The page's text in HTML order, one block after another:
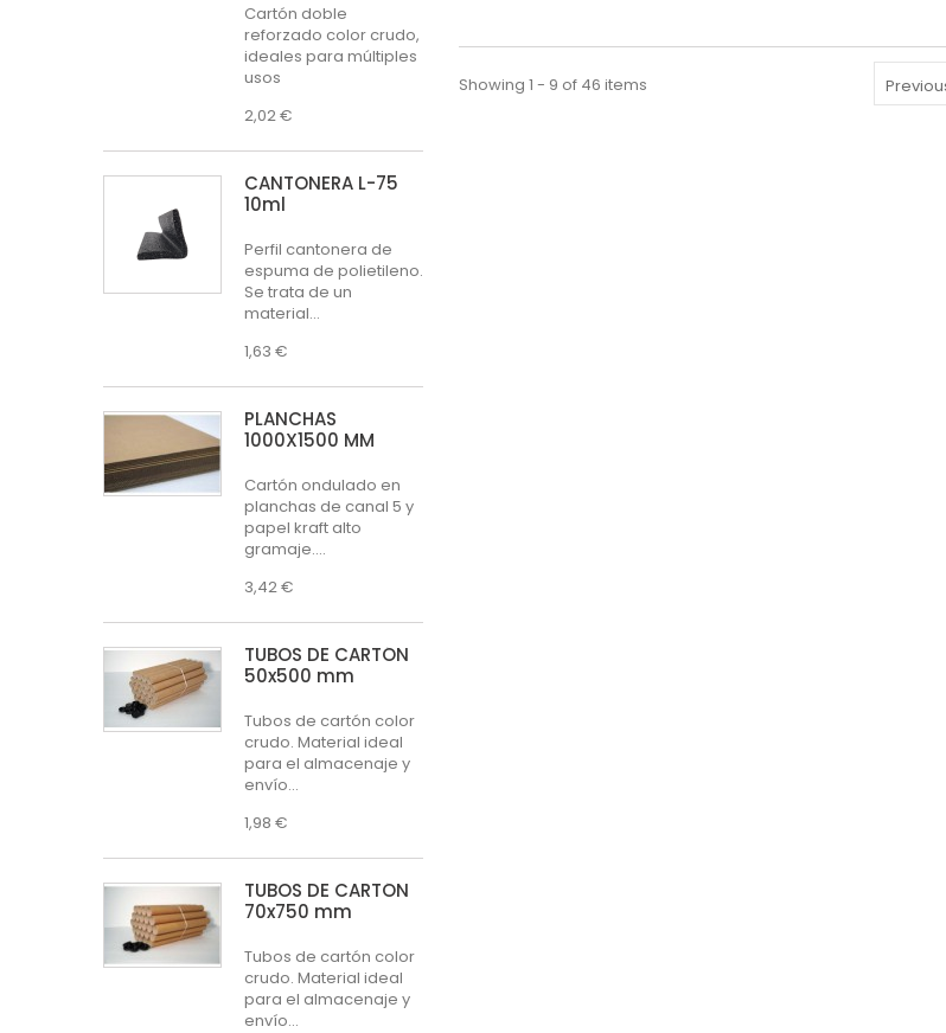
Cartón doble
reforzado color crudo,
ideales para múltiples
usos
2,02 €
CANTONERA L-75
10ml
Perfil cantonera de
espuma de polietileno.
Se trata de un
material...
1,63 €
PLANCHAS
1000X1500 MM
Cartón ondulado en
planchas de canal 5 y
papel kraft alto
gramaje....
3,42 €
TUBOS DE CARTÓN
50x500 mm
Tubos de cartón color
crudo. Material ideal
para el almacenaje y
envío...
1,98 €
TUBOS DE CARTÓN
70x750 mm
Tubos de cartón color
crudo. Material ideal
para el almacenaje y
envío...
Showing 1 - 9 of 46 items